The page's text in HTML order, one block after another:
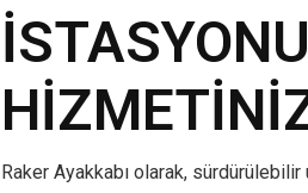
Raker Ayakkabı olarak,